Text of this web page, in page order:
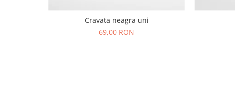
Cravata neagra uni
69,00 RON